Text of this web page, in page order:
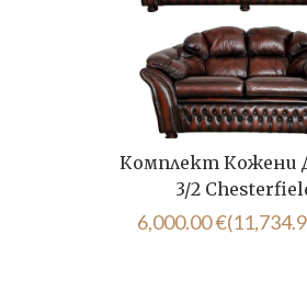
Комплект Кожени
3/2
6,000.00€